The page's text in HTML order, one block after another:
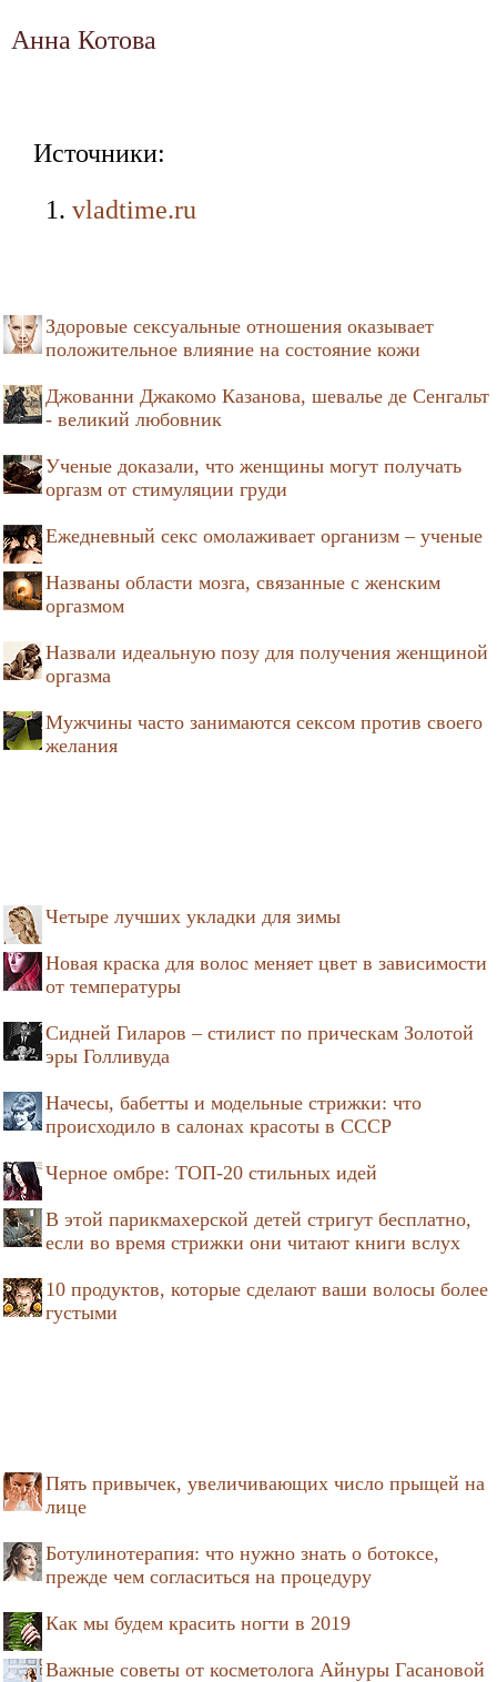
Анна Котова
Источники:
vladtime.ru
Здоровые сексуальные отношения оказывает
положительное влияние на состояние кожи
Джованни Джакомо Казанова, шевалье де Сенгальт
- великий любовник
Ученые доказали, что женщины могут получать
оргазм от стимуляции груди
Ежедневный секс омолаживает организм – ученые
Названы области мозга, связанные с женским
оргазмом
Назвали идеальную позу для получения женщиной
оргазма
Мужчины часто занимаются сексом против своего
желания
Четыре лучших укладки для зимы
Новая краска для волос меняет цвет в зависимости
от температуры
Сидней Гиларов – стилист по прическам Золотой
эры Голливуда
Начесы, бабетты и модельные стрижки: что
происходило в салонах красоты в СССР
Черное омбре: ТОП-20 стильных идей
В этой парикмахерской детей стригут бесплатно,
если во время стрижки они читают книги вслух
10 продуктов, которые сделают ваши волосы более
густыми
Пять привычек, увеличивающих число прыщей на
лице
Ботулинотерапия: что нужно знать о ботоксе,
прежде чем согласиться на процедуру
Как мы будем красить ногти в 2019
Важные советы от косметолога Айнуры Гасановой